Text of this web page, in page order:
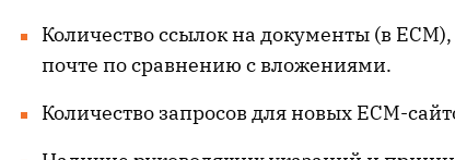
Количество ссылок на документы (в
почте по сравнению с вложениями.
Количество запросов для новых ECM-